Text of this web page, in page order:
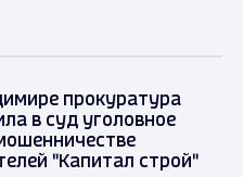
прокуратура
в суд уголовное
"Капитал строй"